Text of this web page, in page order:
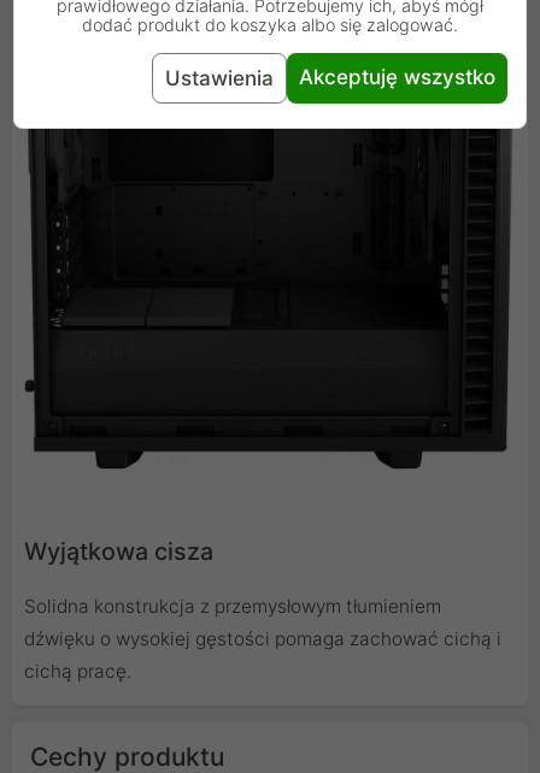
Wyjątkowa cisza
Solidna konstrukcja z przemysłowym tłumieniem
dźwięku o wysokiej gęstości pomaga zachować cichą i
cichą pracę.
Cechy produktu
prawidłowego działania. Potrzebujemy ich, abyś mógł
dodać produkt do koszyka albo się zalogować.
Ustawienia Akceptuję wszystko